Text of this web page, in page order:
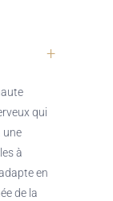
+
qui
une
à
en
de la